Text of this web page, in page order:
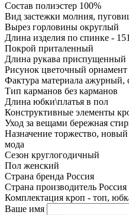
Состав полиэстер 100%
Вид застежки молния,
Вырез горловины округлый
Длина изделия по спинке -
Покрой приталенный
Длина рукава приспущенный
Рисунок цветочный орнамент
Фактура материала ажурный,
Тип карманов без карманов
Длина юбки\платья в пол
Конструктивные элементы
Уход за вещами бережная
Назначение торжество,
мода
Сезон круглогодичный
Пол женский
Страна бренда Россия
Страна производитель Россия
Комплектация кроп - топ,
Ваше имя